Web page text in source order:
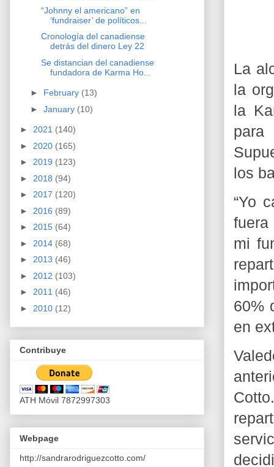
La
la
la
los
“Yo
mi
60%
en
“Johnny el americano” en
‘fundraiser’ de políticos...
Cronología del canadiense
detrás del dinero Ley 22
Se distancian del canadiense
fundadora de Karma Ho...
► February (13)
► January (10)
► 2021 (140)
► 2020 (165)
► 2019 (123)
► 2018 (94)
► 2017 (120)
► 2016 (89)
► 2015 (64)
► 2014 (68)
► 2013 (46)
► 2012 (103)
► 2011 (46)
► 2010 (12)
Contribuye
ATH Móvil 7872997303
Webpage
http://sandrarodriguezcotto.com/